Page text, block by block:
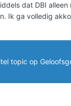
dat DBI
Ik ga volledig
topic op